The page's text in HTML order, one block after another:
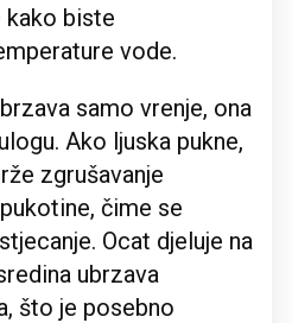
kako biste
vode.
samo vrenje, ona
Ako ljuska pukne,
zgrušavanje
čime se
Ocat djeluje na
ubrzava
što je posebno